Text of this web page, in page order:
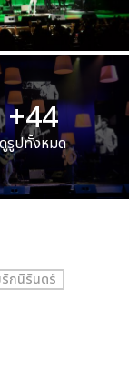
+44
ดูรูปทั้งหมด
รักนิรันดร์